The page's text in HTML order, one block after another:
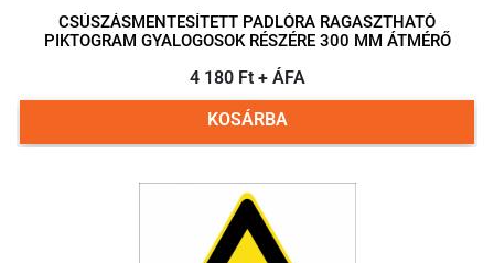
CSÚSZÁSMENTESÍTETT PADLÓRA RAGASZTHATÓ
PIKTOGRAM GYALOGOSOK RÉSZÉRE 300 MM ÁTMÉRŐ
4 180 Ft + ÁFA
KOSÁRBA